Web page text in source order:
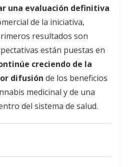
una evaluación definitiva
de la iniciativa,
resultados son
están puestas en
creciendo de la
difusión de los beneficios
medicinal y de una
del sistema de salud.